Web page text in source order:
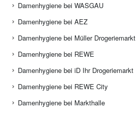
Damenhygiene bei WASGAU
Damenhygiene bei AEZ
Damenhygiene bei Müller Drogeriemarkt
Damenhygiene bei REWE
Damenhygiene bei iD Ihr Drogeriemarkt
Damenhygiene bei REWE City
Damenhygiene bei Markthalle